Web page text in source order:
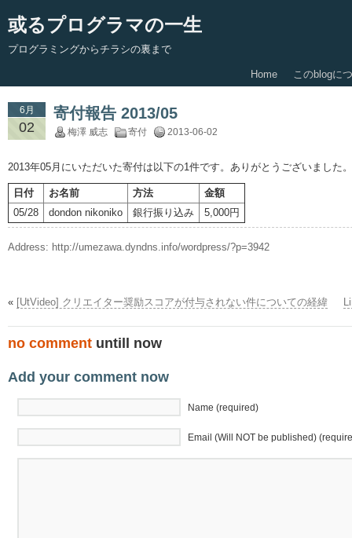
或るプログラマの一生
プログラミングからチラシの裏まで
Home このblogに
6月
02
寄付報告 2013/05
梅澤 威志 寄付 2013-06-02
2013年05月にいただいた寄付は以下の1件です。ありがとうございました。
日付 お名前 方法
金額
05/28
dondon nikoniko 銀行振り込み 5,000円
Address: http://umezawa.dyndns.info/wordpress/?p=3942
« [UtVideo] クリエイター奨励スコアが付与されない件についての経緯
no comment untill now
Add your comment now
Name (required)
Email (Will NOT be published)